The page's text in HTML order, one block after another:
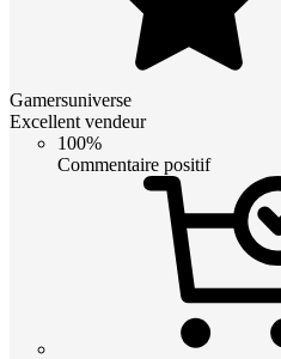
Gamersuniverse
Excellent vendeur
100%
Commentaire positif